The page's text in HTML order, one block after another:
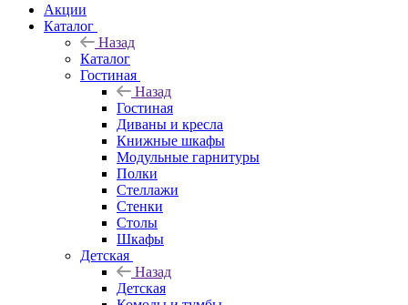
Акции
Каталог
Назад
Каталог
Гостиная
Назад
Гостиная
Диваны и кресла
Книжные шкафы
Модульные гарнитуры
Полки
Стеллажи
Стенки
Столы
Шкафы
Детская
Назад
Детская